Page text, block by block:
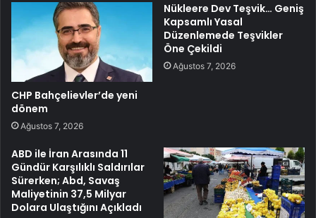
CHP Bahçelievler’de yeni
dönem
Ağustos 7, 2026
Nükleere Dev Teşvik… Geniş
Kapsamlı Yasal
Düzenlemede Teşvikler
Öne Çekildi
Ağustos 7, 2026
ABD ile İran Arasında 11
Gündür Karşılıklı Saldırılar
Sürerken; Abd, Savaş
Maliyetinin 37,5 Milyar
Dolara Ulaştığını Açıkladı